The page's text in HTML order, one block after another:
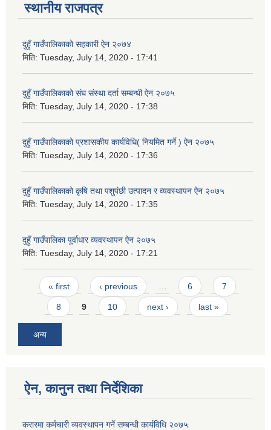
स्थानीय राजपत्र
दुहुँ गाउँपालिकाको सहकारी ऐन २०७४
मिति: Tuesday, July 14, 2020 - 17:41
दुहुँ गाउँपालिकाको संघ संस्था दर्ता सम्बन्धी ऐन २०७५
मिति: Tuesday, July 14, 2020 - 17:38
दुहुँ गाउँपालिकाको प्रशासकीय कार्यविधि( नियमित गर्ने ) ऐन २०७५
मिति: Tuesday, July 14, 2020 - 17:36
दुहुँ गाउँपालिकाको कृषि तथा पशुपंछी उत्पादन र व्यवस्थापन ऐन २०७५
मिति: Tuesday, July 14, 2020 - 17:35
दुहुँ गाउँपालिका पूर्वाधार व्यवस्थापन ऐन २०७५
मिति: Tuesday, July 14, 2020 - 17:21
Pages
« first ‹ previous 6 7
8 9 10 next › last »
अन्य
ऐन, कानुन तथा निर्देशिका
करारमा कर्मचारी व्यवस्थापन गर्ने सम्बन्धी कार्यविधि २०७५